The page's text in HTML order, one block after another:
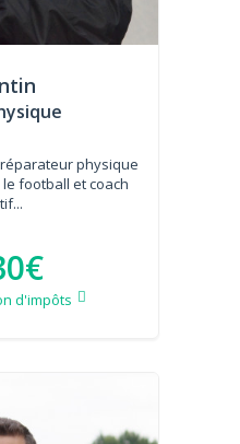
physique
football et coach
d'impôts